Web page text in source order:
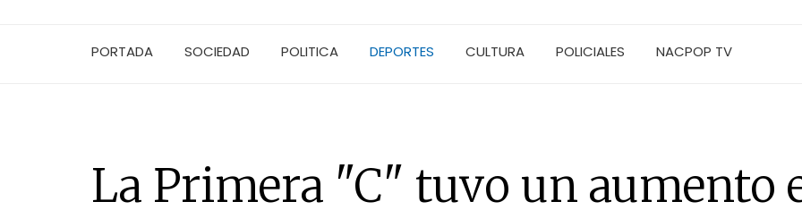
PORTADA SOCIEDAD POLITICA DEPORTES CULTURA POLICIALES NACPOP TV
La Primera "C" tuvo un aumento